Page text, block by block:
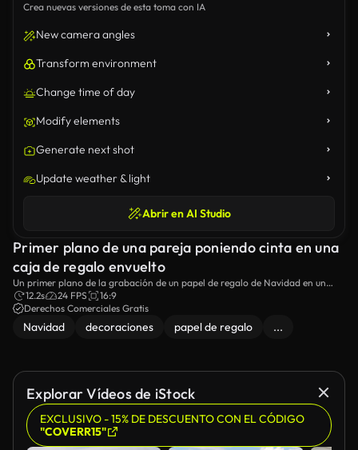
Crea nuevas versiones de esta toma con IA
New camera angles
Transform environment
Change time of day
Modify elements
Generate next shot
Update weather & light
Abrir en AI Studio
Primer plano de una pareja poniendo cinta en una
caja de regalo envuelto
Un primer plano de la grabación de un papel de regalo de Navidad en un
regalo.
12.2s 24 FPS
16:9
Derechos Comerciales Gratis
Navidad decoraciones papel de regalo ...
Explorar Vídeos de iStock
EXCLUSIVO - 15% DE DESCUENTO CON EL CÓDIGO
"COVERR15"